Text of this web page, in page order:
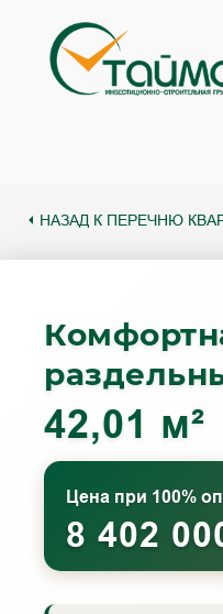
НАЗАД К ПЕРЕЧНЮ
42,01 м²
Цена при 100%
8 402